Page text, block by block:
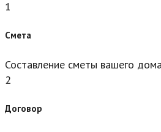
1
Смета
Составление сметы вашего
2
Договор